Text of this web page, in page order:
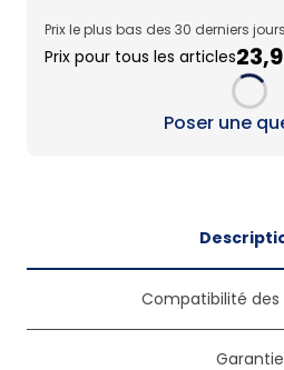
Prix le plus bas des 30 derniers
Prix pour tous les articles
Poser une
Compatibilité des
Garantie